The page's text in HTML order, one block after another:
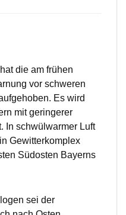
die am frühen
vor schweren
Es wird
mit geringerer
In schwülwarmer Luft
Gewitterkomplex
Südosten Bayerns
sei der